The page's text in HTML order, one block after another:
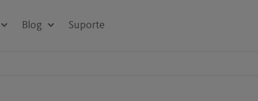
Suporte
Blog